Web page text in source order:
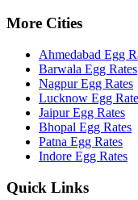
More Cities
Ahmedabad Egg
Barwala Egg Rates
NagpurEgg Rates
Lucknow Egg
JaipurEgg Rates
Bhopal Egg Rates
Patna Egg Rates
Indore Egg Rates
Quick Links